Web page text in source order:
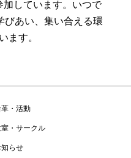
加しています。いつで
びあい、集い合える環
ます。
・活動
・サークル
知らせ